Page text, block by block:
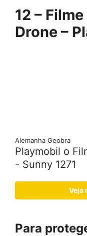
12 –
Drone –
Alemanha Geobra
Playmobil o
- Sunny 1271
Veja
Para